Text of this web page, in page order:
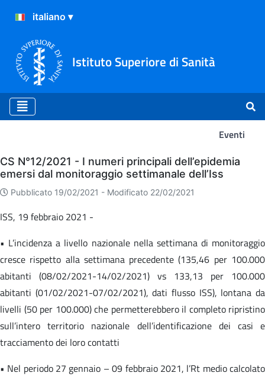
Istituto Superiore di Sanità
Eventi
Eventi
CS N°12/2021 - I numeri principali dell’epidemia
emersi dal monitoraggio settimanale dell’Iss
Pubblicato 19/02/2021 - Modificato 22/02/2021
ISS, 19 febbraio 2021 -
• L’incidenza a livello nazionale nella settimana di monitoraggio
cresce rispetto alla settimana precedente (135,46 per 100.000
abitanti (08/02/2021-14/02/2021) vs 133,13 per 100.000
abitanti (01/02/2021-07/02/2021), dati flusso ISS), lontana da
livelli (50 per 100.000) che permetterebbero il completo ripristino
sull’intero territorio nazionale dell’identificazione dei casi e
tracciamento dei loro contatti
• Nel periodo 27 gennaio – 09 febbraio 2021, l’Rt medio calcolato